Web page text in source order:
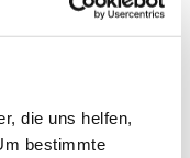
die uns helfen,
bestimmte
(außer Schulter)
erst in Spätfällen
Belastung